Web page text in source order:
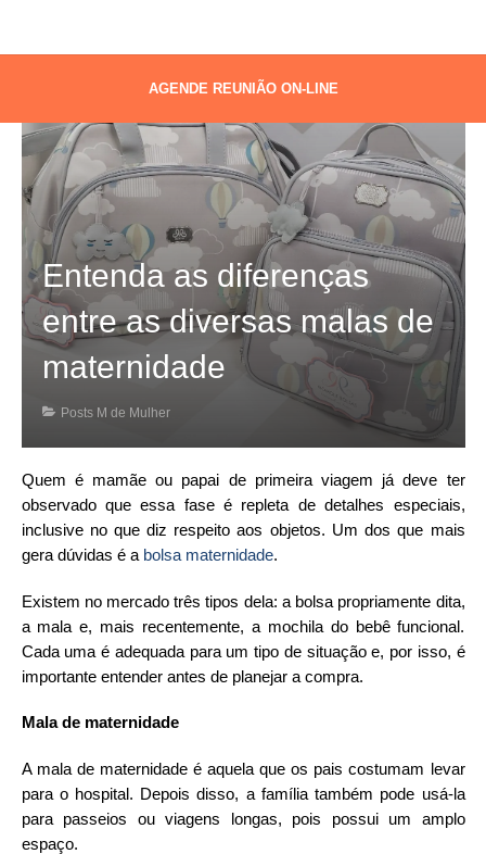
AGENDE REUNIÃO ON-LINE
Entenda as diferenças
entre as diversas malas de
maternidade
Posts M de Mulher
Quem é mamãe ou papai de primeira viagem já deve ter
observado que essa fase é repleta de detalhes especiais,
inclusive no que diz respeito aos objetos. Um dos que mais
gera dúvidas é a bolsa maternidade.
Existem no mercado três tipos dela: a bolsa propriamente dita,
a mala e, mais recentemente, a mochila do bebê funcional.
Cada uma é adequada para um tipo de situação e, por isso, é
importante entender antes de planejar a compra.
Mala de maternidade
A mala de maternidade é aquela que os pais costumam levar
para o hospital. Depois disso, a família também pode usá-la
para passeios ou viagens longas, pois possui um amplo
espaço.